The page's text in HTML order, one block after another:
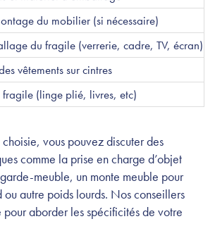
du mobilier (si nécessaire)
du fragile (verrerie, cadre, TV, écran)
vêtements sur cintres
(linge plié, livres, etc)
vous pouvez discuter des
comme la prise en charge d’objet
meuble, un monte meuble pour
autre poids lourds. Nos conseillers
aborder les spécificités de votre